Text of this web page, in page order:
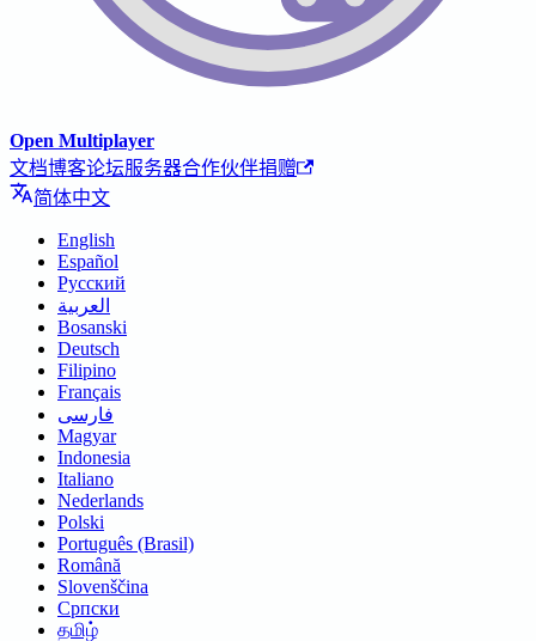
Open Multiplayer
文档博客论坛服务器合作伙伴捐赠
简体中文
English
Español
Русский
العربية
Bosanski
Deutsch
Filipino
Français
فارسی
Magyar
Indonesia
Italiano
Nederlands
Polski
Português (Brasil)
Română
Slovenščina
Српски
தமிழ்